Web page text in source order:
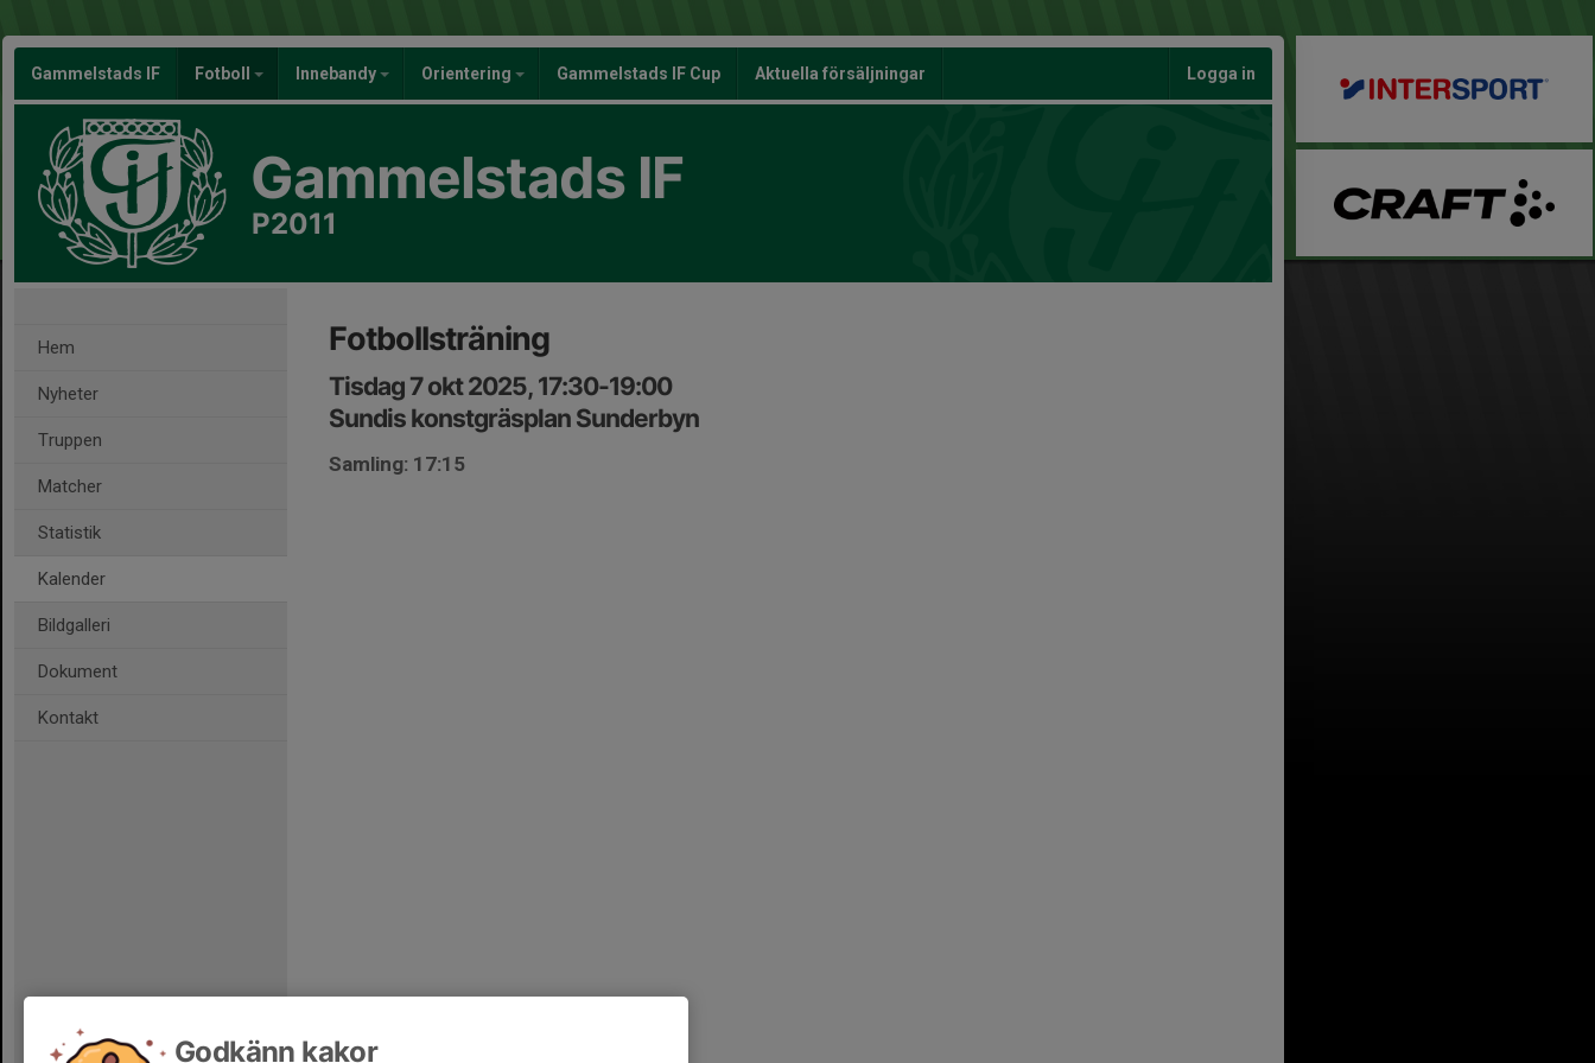
Gammelstads IF Fotboll Innebandy Orientering Gammelstads IF Cup Aktuella försäljningar Logga in
Gammelstads IF
P2011
Hem
Nyheter
Truppen
Matcher
Statistik
Kalender
Bildgalleri
Dokument
Kontakt
Fotbollsträning
Tisdag 7 okt 2025, 17:30-19:00
Sundis konstgräsplan Sunderbyn
Samling: 17:15
Godkänn kakor